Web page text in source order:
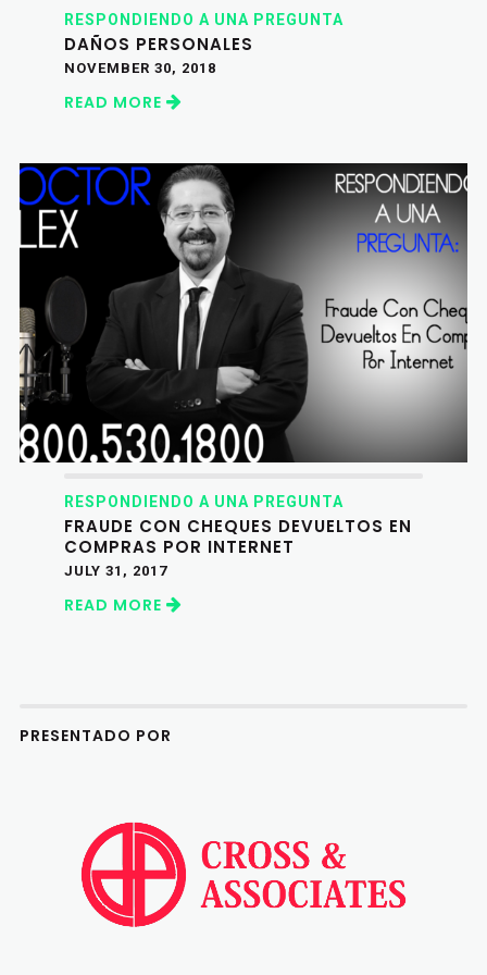
RESPONDIENDO A UNA PREGUNTA
DAÑOS PERSONALES
NOVEMBER 30, 2018
READ MORE
RESPONDIENDO A UNA PREGUNTA
FRAUDE CON CHEQUES DEVUELTOS EN
COMPRAS POR INTERNET
JULY 31, 2017
READ MORE
PRESENTADO POR